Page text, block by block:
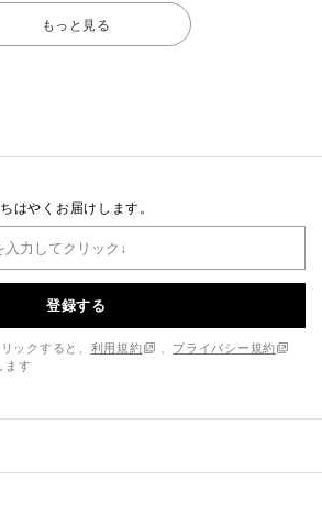
もっと見る
はやくお届けします。
登録する
ックすると、 利用規約
プライバシー規約
ます